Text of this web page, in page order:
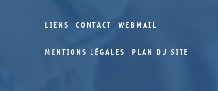
LIENS CONTACT WEBMAIL
MENTIONS LÉGALES PLAN DU SITE